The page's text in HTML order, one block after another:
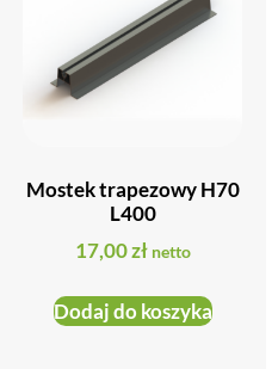
Mostek trapezowy H70
L400
17,00zł netto
Dodaj do koszyka